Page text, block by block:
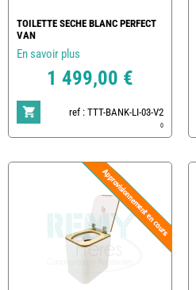
TOILETTE SECHE BLANC PERFECT
VAN
En savoir plus
1 499,00 €
ref : TTT-BANK-LI-03-V2
0